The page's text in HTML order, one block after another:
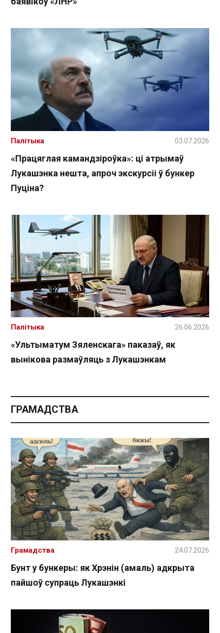
«Працяглая камандзіроўка»: ці атрымаў
Лукашэнка нешта, апроч экскурсіі ў бункер
Пуціна?
Палітыка 03.07.2026
«Ультыматум Зяленскага» паказаў, як
вынікова размаўляць з Лукашэнкам
Палітыка 26.06.2026
ГРАМАДСТВА
Бунт у бункеры: як Хрэнін (амаль) адкрыта
пайшоў супраць Лукашэнкі
Грамадства 24.07.2026